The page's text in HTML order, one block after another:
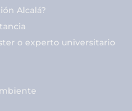
Alcalá?
o experto universitario